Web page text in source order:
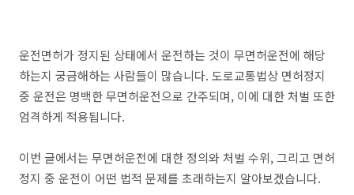
운전면허가 정지된 상태에서 운전하는 것이 무면허운전에 해당
하는지 궁금해하는 사람들이 많습니다. 도로교통법상 면허정지
중 운전은 명백한 무면허운전으로 간주되며, 이에 대한 처벌 또한
엄격하게 적용됩니다.
이번 글에서는 무면허운전에 대한 정의와 처벌 수위, 그리고 면허
정지 중 운전이 어떤 법적 문제를 초래하는지 알아보겠습니다.